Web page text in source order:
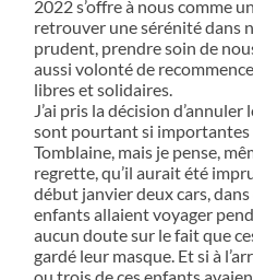
2022 s’offre à nous comme
retrouver une sérénité dans
prudent, prendre soin de
aussi volonté de
libres et solidaires.
J’ai pris la décision d’annuler
sont pourtant si importantes
Tomblaine, mais je pense,
regrette, qu’il aurait été
début janvier deux cars,
enfants allaient voyager
aucun doute sur le fait que
gardé leur masque. Et si à
ou trois de ces enfants